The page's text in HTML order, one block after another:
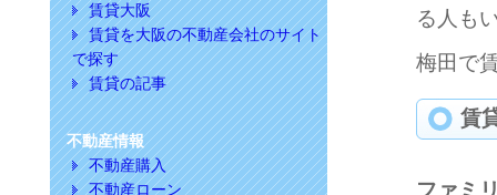
賃貸大阪
賃貸を大阪の不動産会社のサイト
で探す
賃貸の記事
不動産情報
不動産購入
不動産ローン
る人も
梅田で
賃
ファミ